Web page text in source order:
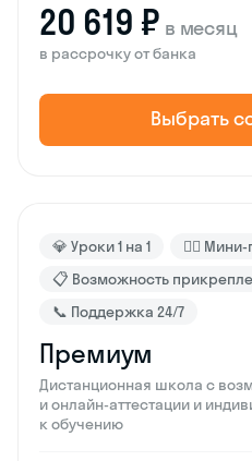
20 619 ₽ в месяц
в рассрочку от банка
Выбрать
💎 Уроки 1 на 1
🙋‍♂️
📋 Возможность
📞 Поддержка 24/7
Премиум
Дистанционная школа с
и онлайн-аттестации и
к обучению